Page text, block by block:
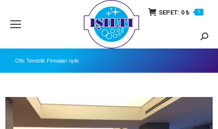
SEPET: 0 ₺ 0
Ofis Temizlik Firmaları Işıltı